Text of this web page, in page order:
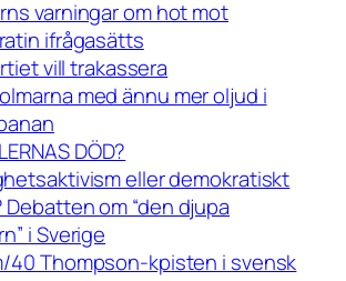
varningar om hot mot
ifrågasätts
vill trakassera
med ännu mer oljud i
DÖD?
eller demokratiskt
Debatten om “den djupa
i Sverige
40 Thompson-kpisten i svensk